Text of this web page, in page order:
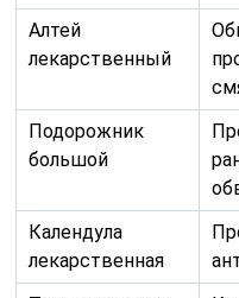
Алтей
лекарственный
Подорожник
большой
Календула
лекарственная